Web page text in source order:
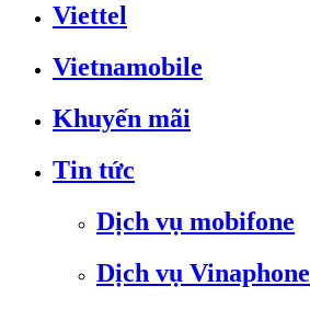
Viettel
Vietnamobile
Khuyến mãi
Tin tức
Dịch vụ mobifone
Dịch vụ Vinaphone